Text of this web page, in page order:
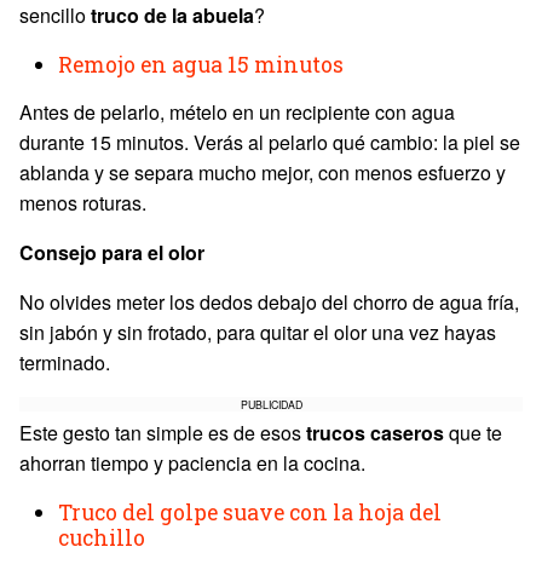
sencillotruco de la abuela?
Remojo en agua 15 minutos
Antes de pelarlo, mételo en un recipiente con agua
durante 15 minutos. Verás al pelarlo qué cambio: la piel se
ablanda y se separa mucho mejor, con menos esfuerzo y
menos roturas.
Consejo para el olor
No olvides meter los dedos debajo del chorro de agua fría,
sin jabón y sin frotado, para quitar el olor una vez hayas
terminado.
PUBLICIDAD
Este gesto tan simple es de esostrucos caserosque te
ahorran tiempo y paciencia en la cocina.
Truco del golpe suave con la hoja del
cuchillo